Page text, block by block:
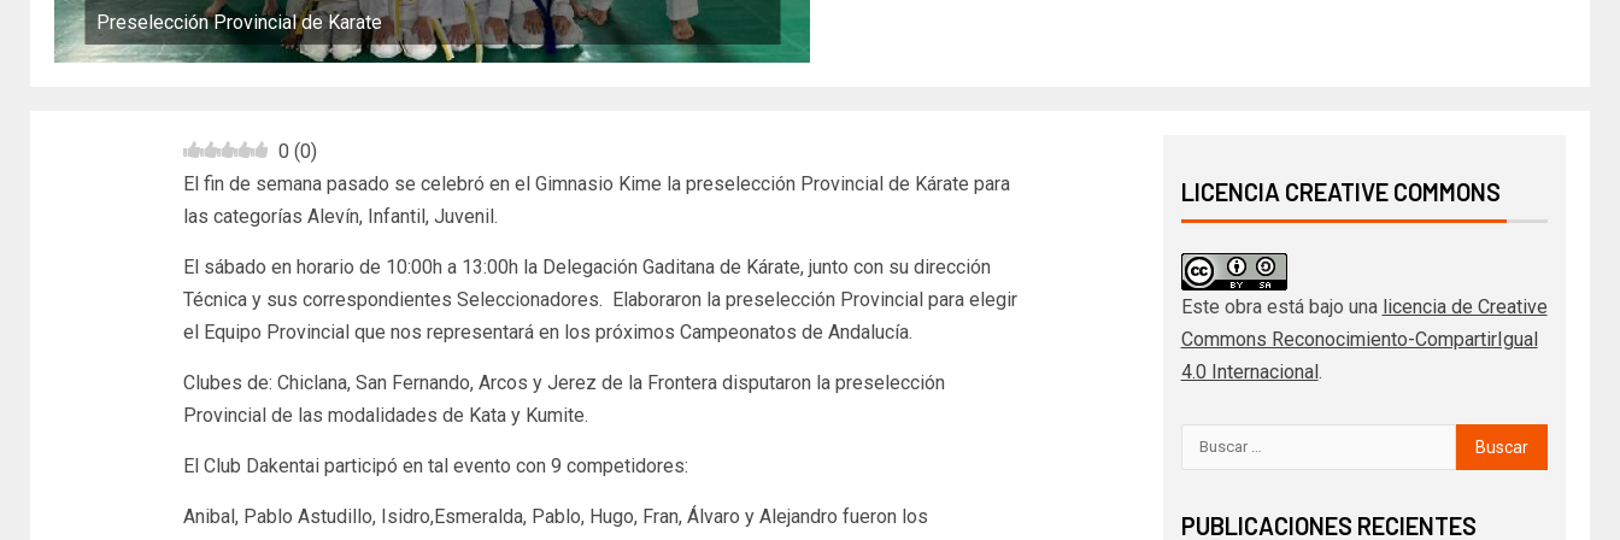
Preselección Provincial de Karate
0 (0)
El fin de semana pasado se celebró en el Gimnasio Kime la preselección Provincial de Kárate para
las categorías Alevín, Infantil, Juvenil.
El sábado en horario de 10:00h a 13:00h la Delegación Gaditana de Kárate, junto con su dirección
Técnica y sus correspondientes Seleccionadores. Elaboraron la preselección Provincial para elegir
el Equipo Provincial que nos representará en los próximos Campeonatos de Andalucía.
Clubes de: Chiclana, San Fernando, Arcos y Jerez de la Frontera disputaron la preselección
Provincial de las modalidades de Kata y Kumite.
El Club Dakentai participó en tal evento con 9 competidores:
Anibal, Pablo Astudillo, Isidro,Esmeralda, Pablo, Hugo, Fran, Álvaro y Alejandro fueron los
LICENCIA CREATIVE COMMONS
Este obra está bajo una licencia de Creative
Commons Reconocimiento-CompartirIgual
4.0 Internacional.
PUBLICACIONES RECIENTES